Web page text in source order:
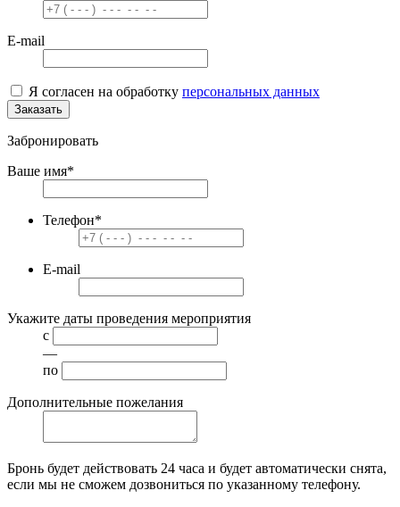
E-mail
Я согласен на обработку персональных данных
Заказать
Забронировать
Ваше имя*
Телефон*
E-mail
Укажите даты проведения мероприятия
с
—
по
Дополнительные пожелания
Бронь будет действовать 24 часа и будет автоматически снята,
если мы не сможем дозвониться по указанному телефону.